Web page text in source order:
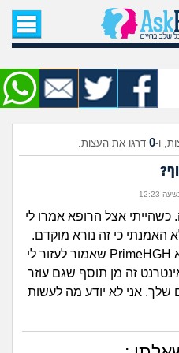
עמוד הבית
שאל שאלה
שאלות חדשות
שאלות שעוררו עניין
עצות חדשות
מה קורה כאן?
מתחם הטיפים
ו-0 דרגו את העצות.
לגובה. כשהייתי אצל הרופא אמרו לי
האמנתי כי זה נורא מוקדם.
בשביל זה, קנו לי תוסף שנקרא PrimeHGH שאמור לעזור לי
זה מן תוסף שגם עוזר
שלך. אני לא יודע מה לעשות